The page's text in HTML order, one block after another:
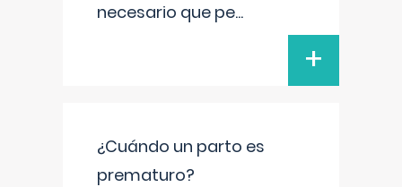
necesario que pe...
+
¿Cuándo un parto es
prematuro?